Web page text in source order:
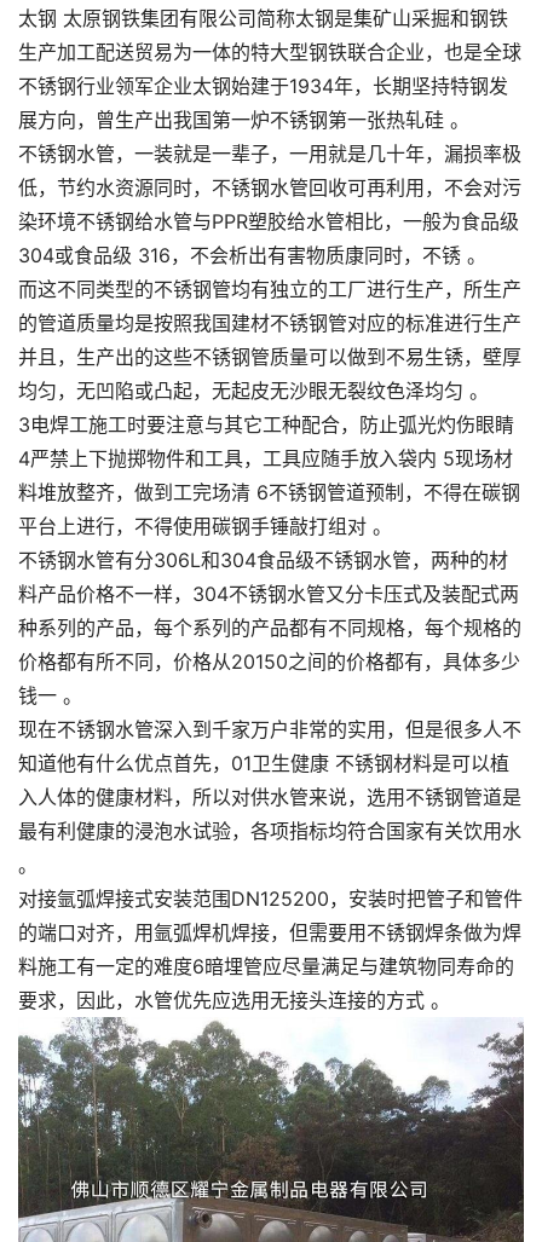
太钢 太原钢铁集团有限公司简称太钢是集矿山采掘和钢铁
生产加工配送贸易为一体的特大型钢铁联合企业，也是全球
不锈钢行业领军企业太钢始建于1934年，长期坚持特钢发
展方向，曾生产出我国第一炉不锈钢第一张热轧硅 。
不锈钢水管，一装就是一辈子，一用就是几十年，漏损率极
低，节约水资源同时，不锈钢水管回收可再利用，不会对污
染环境不锈钢给水管与PPR塑胶给水管相比，一般为食品级
304或食品级 316，不会析出有害物质康同时，不锈 。
而这不同类型的不锈钢管均有独立的工厂进行生产，所生产
的管道质量均是按照我国建材不锈钢管对应的标准进行生产
并且，生产出的这些不锈钢管质量可以做到不易生锈，壁厚
均匀，无凹陷或凸起，无起皮无沙眼无裂纹色泽均匀 。
3电焊工施工时要注意与其它工种配合，防止弧光灼伤眼睛
4严禁上下抛掷物件和工具，工具应随手放入袋内 5现场材
料堆放整齐，做到工完场清 6不锈钢管道预制，不得在碳钢
平台上进行，不得使用碳钢手锤敲打组对 。
不锈钢水管有分306L和304食品级不锈钢水管，两种的材
料产品价格不一样，304不锈钢水管又分卡压式及装配式两
种系列的产品，每个系列的产品都有不同规格，每个规格的
价格都有所不同，价格从20150之间的价格都有，具体多少
钱一 。
现在不锈钢水管深入到千家万户非常的实用，但是很多人不
知道他有什么优点首先，01卫生健康 不锈钢材料是可以植
入人体的健康材料，所以对供水管来说，选用不锈钢管道是
最有利健康的浸泡水试验，各项指标均符合国家有关饮用水
。
对接氩弧焊接式安装范围DN125200，安装时把管子和管件
的端口对齐，用氩弧焊机焊接，但需要用不锈钢焊条做为焊
料施工有一定的难度6暗埋管应尽量满足与建筑物同寿命的
要求，因此，水管优先应选用无接头连接的方式 。